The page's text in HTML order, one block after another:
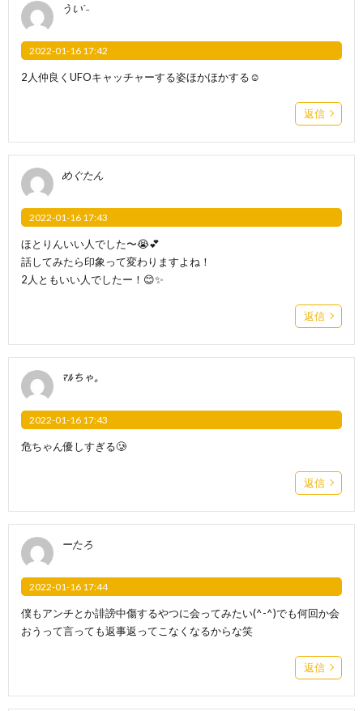
ういˊ˗
2022-01-16 17:42
2人仲良くUFOキャッチャーする姿ほかほかする☺️
返信
めぐたん
2022-01-16 17:43
ほとりんいい人でした〜😭💕
話してみたら印象って変わりますよね！
2人ともいい人でしたー！😊✨
返信
ﾏﾙちゃ。
2022-01-16 17:43
危ちゃん優しすぎる🥲
返信
ーたろ
2022-01-16 17:44
僕もアンチとか誹謗中傷するやつに会ってみたい(^-^)でも何回か会
おうって言っても返事返ってこなくなるからな笑
返信